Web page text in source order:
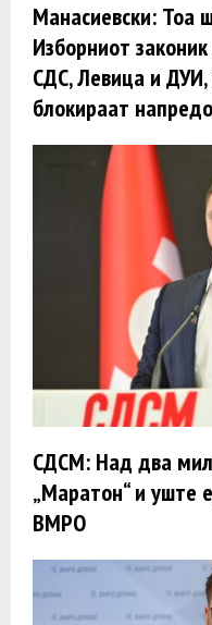
Манасиевски: Тоа
Изборниот
СДС, Левица и
блокираат
СДСМ: Над два
„Маратон“ и уште
ВМРО